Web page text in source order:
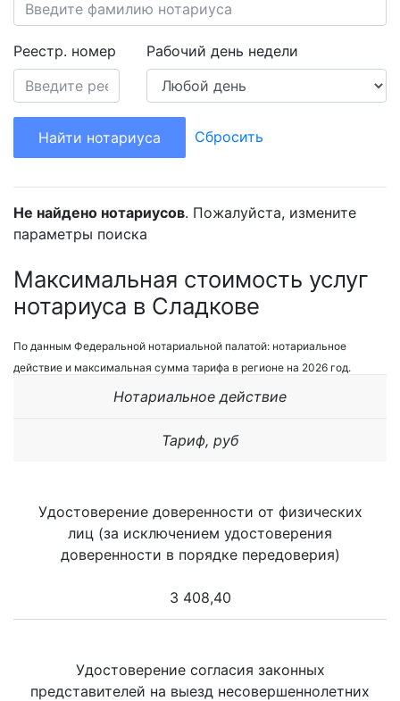
Реестр. номер Рабочий день недели
Найти нотариуса Сбросить
Не найдено нотариусов. Пожалуйста, измените
параметры поиска
Максимальная стоимость услуг
нотариуса в Сладкове
По данным Федеральной нотариальной палатой: нотариальное
действие и максимальная сумма тарифа в регионе на 2026 год.
Нотариальное действие
Тариф, руб
Удостоверение доверенности от физических
лиц (за исключением удостоверения
доверенности в порядке передоверия)
3 408,40
Удостоверение согласия законных
представителей на выезд несовершеннолетних